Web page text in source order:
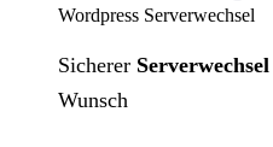
Wordpress Serverwechsel
Sicherer Serverwechsel
Wunsch